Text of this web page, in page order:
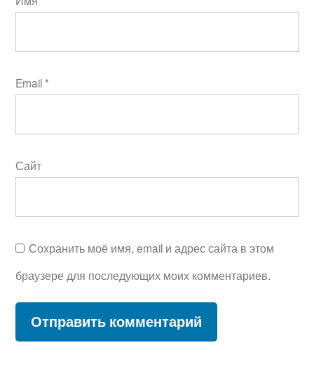
Email *
Сайт
Сохранить моё имя, email и адрес сайта в этом
браузере для последующих моих комментариев.